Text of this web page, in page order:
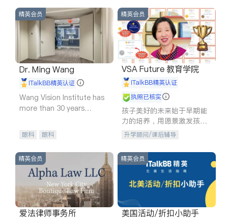
商铺租售
开发商建商
精英会员
Dr. Ming Wang
iTalkBB精英认证
Wang Vision Institute has
more than 30 years
眼科 眼科
精英会员
VSA Future 教育学院
iTalkBB精英认证
执照已核实
孩子美好的未来始于早期能
力的培养，用愿景激发孩子
的学习潜力和动力。理念：
拥有成长型心态是成功的基
石。
升学顾问/课后辅导
精英会员
爱法律师事务所
精英会员
美国活动/折扣小助手